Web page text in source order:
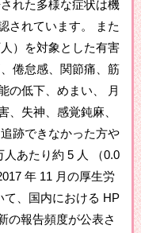
れた多様な症状は機
されています。 また
）を対象とした有害
倦怠感、関節痛、筋
の低下、めまい、 月
、失神、感覚鈍麻、
跡できなかった方や
あたり約 5 人 （0.0
年 11 月の厚生労
て、国内における HP
の報告頻度が公表さ